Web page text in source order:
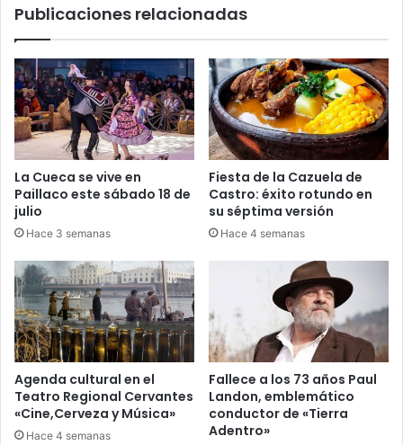
“primavera
Publicaciones relacionadas
La Cueca se vive en
Paillaco este sábado 18 de
julio
Hace 3 semanas
Fiesta de la Cazuela de
Castro: éxito rotundo en
su séptima versión
Hace 4 semanas
Agenda cultural en el
Teatro Regional Cervantes
«Cine,Cerveza y Música»
Hace 4 semanas
Fallece a los 73 años Paul
Landon, emblemático
conductor de «Tierra
Adentro»